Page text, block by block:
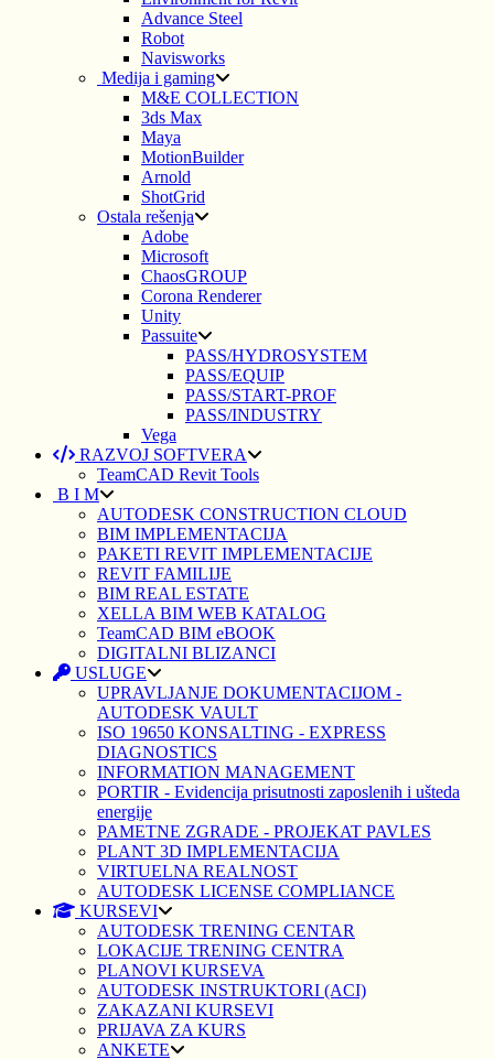
Advance Steel
Robot
Navisworks
Medija i gaming
M&E COLLECTION
3ds Max
Maya
MotionBuilder
Arnold
ShotGrid
Ostala rešenja
Adobe
Microsoft
ChaosGROUP
Corona Renderer
Unity
Passuite
PASS/HYDROSYSTEM
PASS/EQUIP
PASS/START-PROF
PASS/INDUSTRY
Vega
RAZVOJ SOFTVERA
TeamCAD Revit Tools
B I M
AUTODESK CONSTRUCTION CLOUD
BIM IMPLEMENTACIJA
PAKETI REVIT IMPLEMENTACIJE
REVIT FAMILIJE
BIM REAL ESTATE
XELLA BIM WEB KATALOG
TeamCAD BIM eBOOK
DIGITALNI BLIZANCI
USLUGE
UPRAVLJANJE DOKUMENTACIJOM -
AUTODESK VAULT
ISO 19650 KONSALTING - EXPRESS
DIAGNOSTICS
INFORMATION MANAGEMENT
PORTIR - Evidencija prisutnosti zaposlenih i ušteda
energije
PAMETNE ZGRADE - PROJEKAT PAVLES
PLANT 3D IMPLEMENTACIJA
VIRTUELNA REALNOST
AUTODESK LICENSE COMPLIANCE
KURSEVI
AUTODESK TRENING CENTAR
LOKACIJE TRENING CENTRA
PLANOVI KURSEVA
AUTODESK INSTRUKTORI (ACI)
ZAKAZANI KURSEVI
PRIJAVA ZA KURS
ANKETE